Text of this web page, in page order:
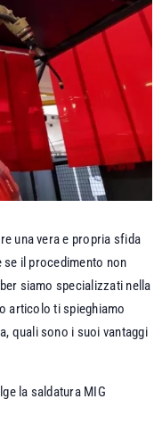
una vera e propria sfida
il procedimento non
siamo specializzati nella
articolo ti spieghiamo
quali sono i suoi vantaggi
la saldatura MIG